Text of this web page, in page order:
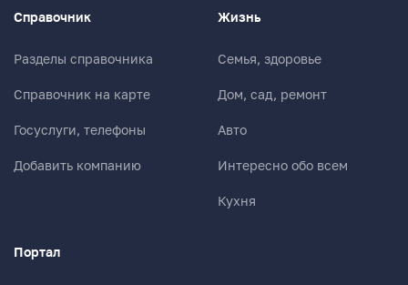
Справочник
Разделы справочника
Справочник на карте
Госуслуги, телефоны
Добавить компанию
Жизнь
Семья, здоровье
Дом, сад, ремонт
Авто
Интересно обо всем
Кухня
Портал